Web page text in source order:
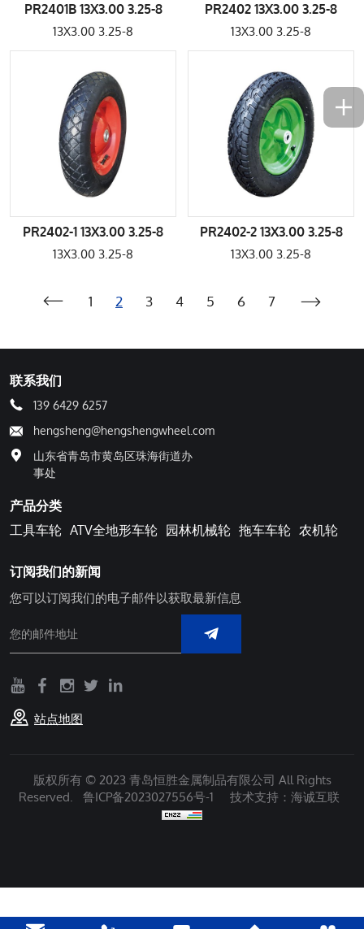
PR2401B 13X3.00 3.25-8
13X3.00 3.25-8
PR2402 13X3.00 3.25-8
13X3.00 3.25-8
PR2402-1 13X3.00 3.25-8
13X3.00 3.25-8
PR2402-2 13X3.00 3.25-8
13X3.00 3.25-8
1 2 3 4 5 6 7
联系我们
139 6429 6257
hengsheng@hengshengwheel.com
山东省青岛市黄岛区珠海街道办
事处
产品分类
工具车轮 ATV全地形车轮 园林机械轮 拖车车轮 农机轮
订阅我们的新闻
您可以订阅我们的电子邮件以获取最新信息
站点地图
版权所有 © 2023 青岛恒胜金属制品有限公司 All Rights
Reserved.
鲁ICP备2023027556号-1 技术支持：海诚互联